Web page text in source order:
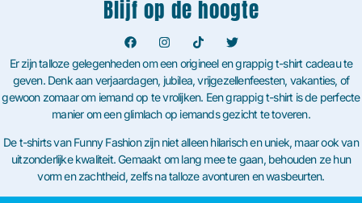
Blijf op de hoogte
Er zijn talloze gelegenheden om een origineel en grappig t-shirt cadeau te
geven. Denk aan verjaardagen, jubilea, vrijgezellenfeesten, vakanties, of
gewoon zomaar om iemand op te vrolijken. Een grappig t-shirt is de perfecte
manier om een glimlach op iemands gezicht te toveren.
De t-shirts van Funny Fashion zijn niet alleen hilarisch en uniek, maar ook van
uitzonderlijke kwaliteit. Gemaakt om lang mee te gaan, behouden ze hun
vorm en zachtheid, zelfs na talloze avonturen en wasbeurten.